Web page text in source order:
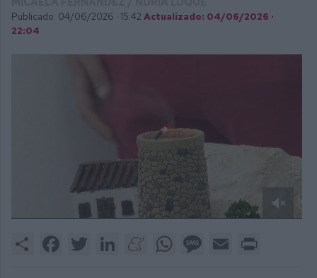
Publicado: 04/06/2026 · 15:42 Actualizado: 04/06/2026 ·
22:04
2
Share FacebookTwitter LinkedInMeneameWhatsAppMessage
Email